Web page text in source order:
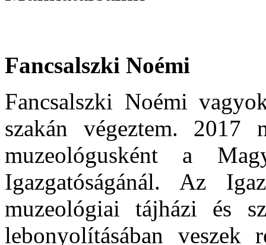
Fancsalszki Noémi
Fancsalszki Noémi
szakán végeztem. 2017
muzeológusként a
Igazgatóságánál. Az
muzeológiai tájházi és
lebonyolításában veszek